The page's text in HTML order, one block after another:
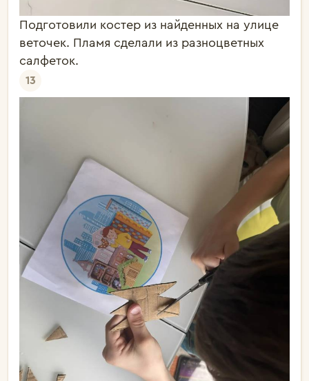
Подготовили костер из найденных на улице
веточек. Пламя сделали из разноцветных
салфеток.
13